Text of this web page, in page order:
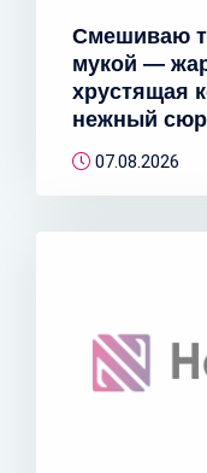
Смешиваю
мукой —
хрустящая
нежный
07.08.2026